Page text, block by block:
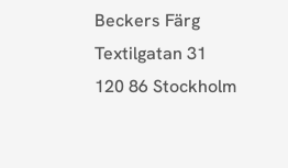
Beckers Färg
Textilgatan 31
120 86 Stockholm